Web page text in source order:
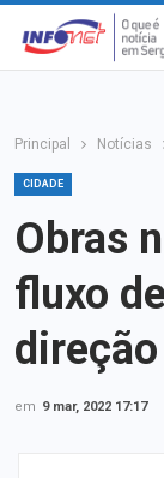
Principal Notícias
CIDADE
Obras
fluxo
em 9 mar, 2022 17:17